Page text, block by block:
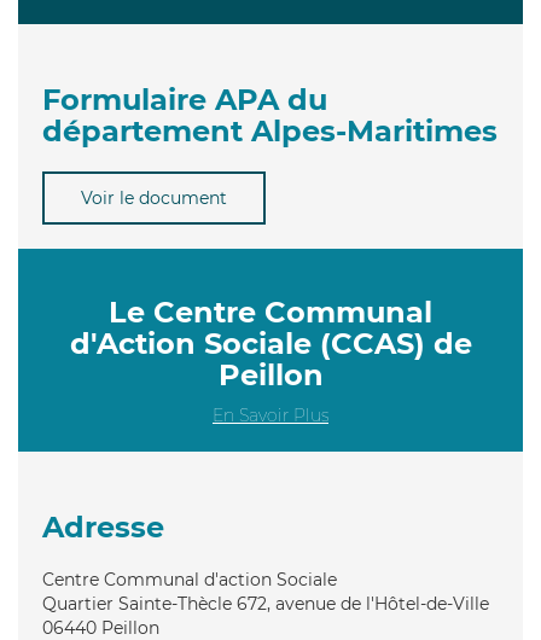
Formulaire APA du
département Alpes-Maritimes
Voir le document
Le Centre Communal
d'Action Sociale (CCAS) de
Peillon
En Savoir Plus
Adresse
Centre Communal d'action Sociale
Quartier Sainte-Thècle 672, avenue de l'Hôtel-de-Ville
06440 Peillon